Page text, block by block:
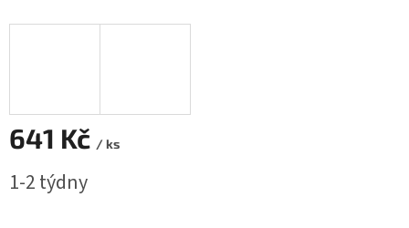
641 Kč / ks
cena:
1-2 týdny